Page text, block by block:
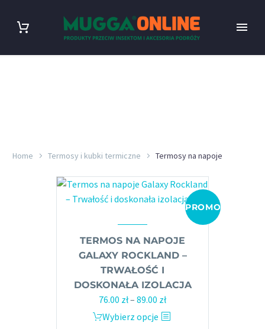
Home Termosy i kubki termiczne Termosy na napoje
PROMOCJA!
TERMOS NA NAPOJE
GALAXY ROCKLAND –
TRWAŁOŚĆ I
DOSKONAŁA IZOLACJA
76.00 zł– 89.00 złZakres
cen:
Wybierz opcje
Ten